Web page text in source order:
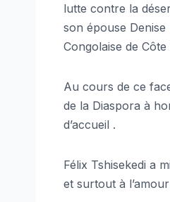
lutte contre la
son épouse Denise
Congolaise de Côte
Au cours de ce
de la Diaspora à
d’accueil .
Félix Tshisekedi a
et surtout à